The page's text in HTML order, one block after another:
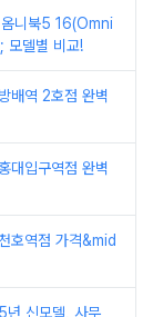
옴니북5 16(Omni
델별 비교!
배역 2호점 완벽
대입구역점 완벽
호역점 가격&mid
신모델, 사무